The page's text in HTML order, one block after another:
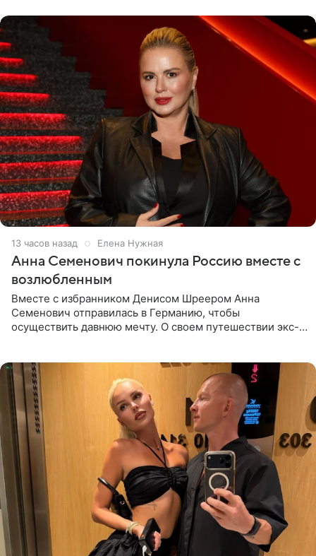
13 часов назад Елена Нужная
Анна Семенович покинула Россию вместе с
возлюбленным
Вместе с избранником Денисом Шреером Анна
Семенович отправилась в Германию, чтобы
осуществить давнюю мечту. О своем путешествии экс-